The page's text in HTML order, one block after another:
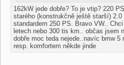
162kW jede dobře? To je vtip? 220
starého (konstrukčně ještě starší) 2.0
standardem 250 PS. Bravo VW..
letech nebo 300 tis km.. občas jsem
dobře moc teda nejede..navíc bmw 5
resp. komfortem někde jinde